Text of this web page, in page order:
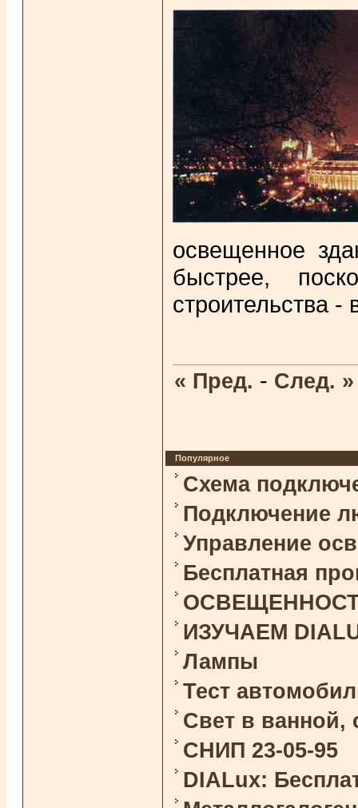
освещенное
быстрее,
строительства -
« Пред. - След. »
Популярное
Схема
Подключение
Управление
Бесплатная
ОСВЕЩЕННОСТЬ
ИЗУЧАЕМ
Лампы
Тест
Свет в ванной,
СНИП 23-05-95
DIALux: